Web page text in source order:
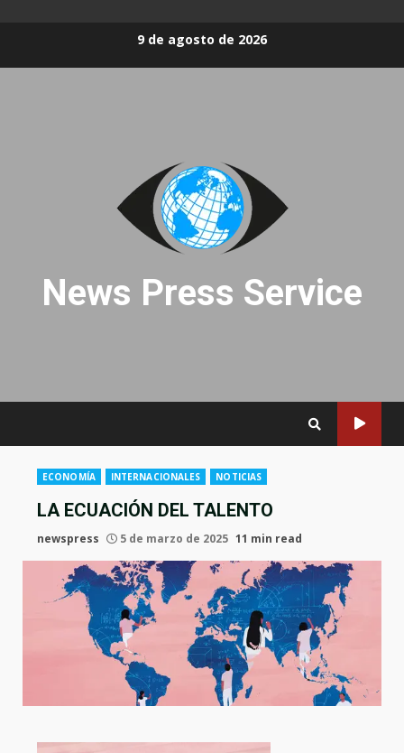
9 de agosto de 2026
News Press Service
ECONOMÍA INTERNACIONALES NOTICIAS
LA ECUACIÓN DEL TALENTO
newspress 5 de marzo de 2025 11 min read